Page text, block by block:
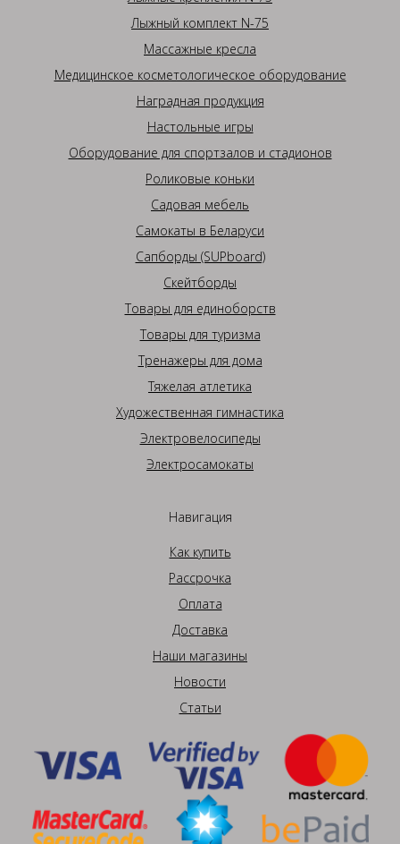
Лыжный комплект N-75
Массажные кресла
Медицинское косметологическое оборудование
Наградная продукция
Настольные игры
Оборудование для спортзалов и стадионов
Роликовые коньки
Садовая мебель
Самокаты в Беларуси
Сапборды (SUPboard)
Скейтборды
Товары для единоборств
Товары для туризма
Тренажеры для дома
Тяжелая атлетика
Художественная гимнастика
Электровелосипеды
Электросамокаты
Навигация
Как купить
Рассрочка
Оплата
Доставка
Наши магазины
Новости
Статьи